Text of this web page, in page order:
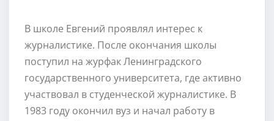
В школе Евгений проявлял интерес к
журналистике. После окончания школы
поступил на журфак Ленинградского
государственного университета, где активно
участвовал в студенческой журналистике. В
1983 году окончил вуз и начал работу в